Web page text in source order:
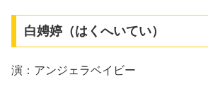
白娉婷（はくへいてい）
演：アンジェラベイビー